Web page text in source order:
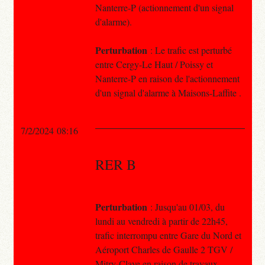
Nanterre-P (actionnement d'un signal
d'alarme).
Perturbation : Le trafic est perturbé
entre Cergy-Le Haut / Poissy et
Nanterre-P en raison de l'actionnement
d'un signal d'alarme à Maisons-Laffite .
RER B
Perturbation : Jusqu'au 01/03, du
lundi au vendredi à partir de 22h45,
trafic interrompu entre Gare du Nord et
Aéroport Charles de Gaulle 2 TGV /
7/2/2024 08:16